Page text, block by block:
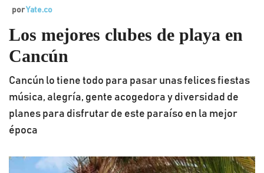
porYate.co
Los mejores clubes de playa en
Cancún
Cancún lo tiene todo para pasar unas felices fiestas
música, alegría, gente acogedora y diversidad de
planes para disfrutar de este paraíso en la mejor
época